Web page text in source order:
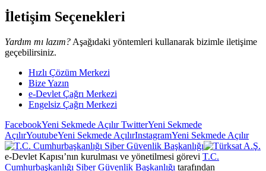
İletişim Seçenekleri
Yardım mı lazım? Aşağıdaki yöntemleri kullanarak bizimle iletişime
geçebilirsiniz.
Hızlı Çözüm Merkezi
Bize Yazın
e-Devlet Çağrı Merkezi
Engelsiz Çağrı Merkezi
FacebookYeni Sekmede AçılırTwitterYeni Sekmede
AçılırYoutubeYeni Sekmede AçılırInstagramYeni Sekmede Açılır
e-Devlet Kapısı’nın kurulması ve yönetilmesi görevi T.C.
Cumhurbaşkanlığı Siber Güvenlik Başkanlığı tarafından